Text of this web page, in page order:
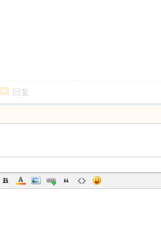
回复